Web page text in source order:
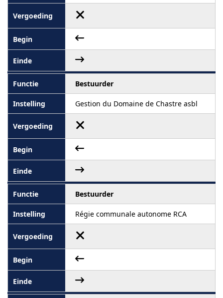
Bestuurder
Gestion du Domaine de Chastre asbl
Bestuurder
Régie communale autonome RCA